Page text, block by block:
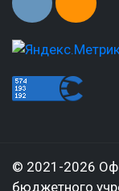
© 2021-2026
бюджетного